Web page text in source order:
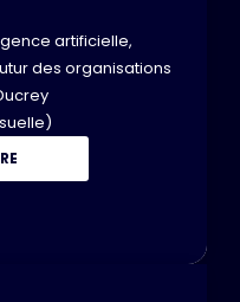
artificielle,
des organisations